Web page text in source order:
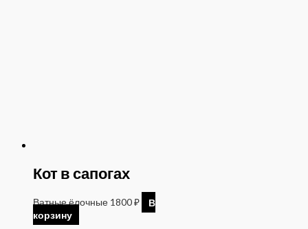
Кот в сапогах
Ватные ёлочные 1800₽
В
корзину